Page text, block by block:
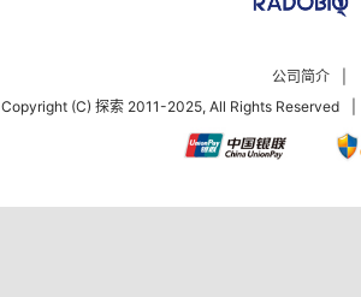
公司简介
Copyright (C) 探索 2011-2025, All Rights Reserved